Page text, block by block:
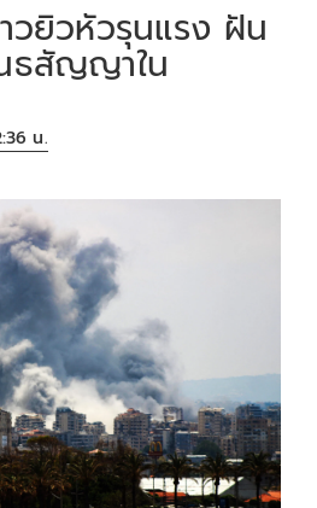
วยิวหัวรุนแรง ฝัน
สัญญาใน
น.